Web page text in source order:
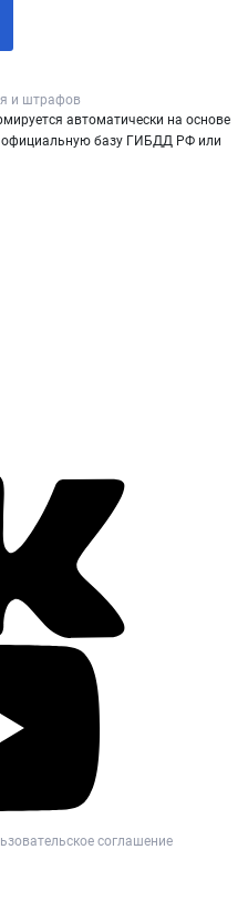
и штрафов
автоматически на основе
официальную базу ГИБДД РФ или
соглашение